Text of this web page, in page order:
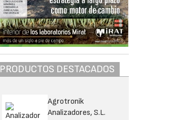
PRODUCTOS DESTACADOS
Agrotronik
Analizadores, S.L.